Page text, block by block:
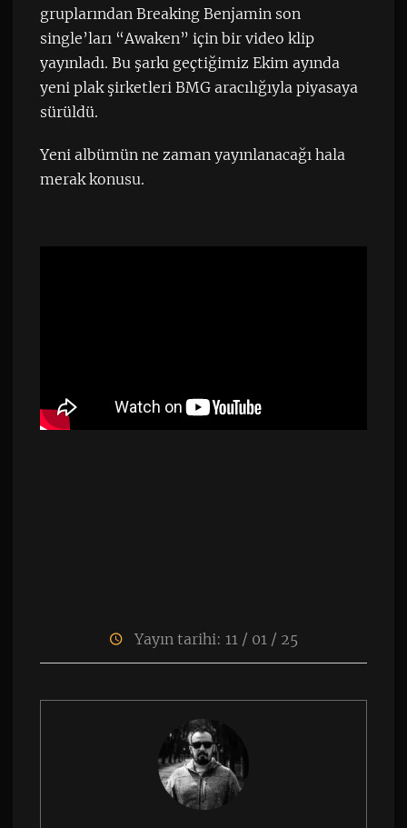
gruplarından Breaking Benjamin son
single’ları “Awaken” için bir video klip
yayınladı. Bu şarkı geçtiğimiz Ekim ayında
yeni plak şirketleri BMG aracılığıyla piyasaya
sürüldü.
Yeni albümün ne zaman yayınlanacağı hala
merak konusu.
Yayın tarihi: 11 / 01 / 25